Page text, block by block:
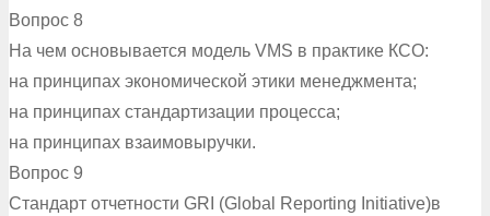
Вопрос 8
На чем основывается модель VMS в практике КСО:
на принципах экономической этики менеджмента;
на принципах стандартизации процесса;
на принципах взаимовыручки.
Вопрос 9
Стандарт отчетности GRI (Global Reporting Initiative)в